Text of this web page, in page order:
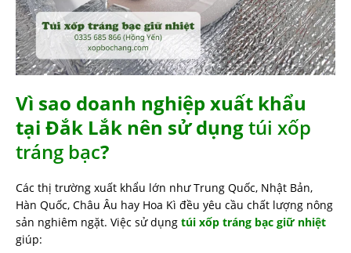
Vì sao doanh nghiệp xuất khẩu
tại Đắk Lắk nên sử dụngtúi xốp
tráng bạc?
Các thị trường xuất khẩu lớn như Trung Quốc, Nhật Bản,
Hàn Quốc, Châu Âu hay Hoa Kì đều yêu cầu chất lượng nông
sản nghiêm ngặt. Việc sử dụng túi xốp tráng bạc giữ nhiệt
giúp: